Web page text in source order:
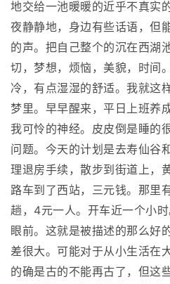
地交给一池暖暖的近乎不真实
夜静静地，身边有些话语，但
的声。把自己整个的沉在西湖
切，梦想，烦恼，美貌，时间
冷，有点湿湿的舒适。我就这
梦里。早早醒来，平日上班养
我可怜的神经。皮皮倒是睡的
问题。今天的计划是去寿仙谷
理退房手续，散步到街道上，
路车到了西站，三元钱。那里
趟，4元一人。开车近一个小
眼前。这就是被描述的那么好
差很大。可能对于从小生活在
的确是古的不能再古了，但这